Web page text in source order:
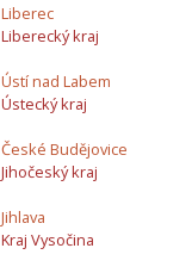
Liberec
Liberecký kraj
Ústí nad Labem
Ústecký kraj
České Budějovice
Jihočeský kraj
Jihlava
Kraj Vysočina